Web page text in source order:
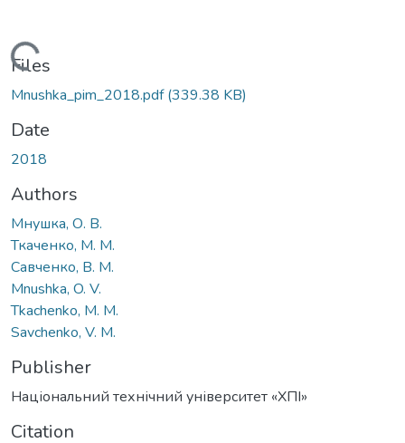
Loading...
Files
Mnushka_pim_2018.pdf(339.38 KB)
Date
2018
Authors
Мнушка, О. В.
Ткаченко, М. М.
Савченко, В. М.
Mnushka, O. V.
Tkachenko, M. M.
Savchenko, V. M.
Publisher
Національний технічний університет «ХПІ»
Citation